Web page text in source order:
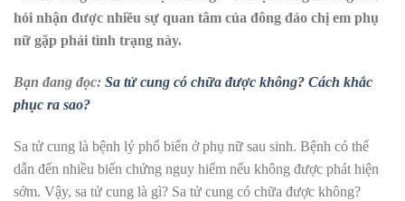
hỏi nhận được nhiều sự quan tâm của đông đảo chị em phụ
nữ gặp phải tình trạng này.
Bạn đang đọc: Sa tử cung có chữa được không? Cách khắc
phục ra sao?
Sa tử cung là bệnh lý phổ biến ở phụ nữ sau sinh. Bệnh có thể
dẫn đến nhiều biến chứng nguy hiểm nếu không được phát hiện
sớm. Vậy, sa tử cung là gì? Sa tử cung có chữa được không?